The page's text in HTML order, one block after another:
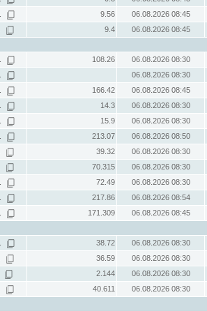
9.56
06.08.2026 08:45
9.4
06.08.2026 08:45
108.26
06.08.2026 08:30
06.08.2026 08:30
166.42
06.08.2026 08:45
14.3
06.08.2026 08:30
15.9
06.08.2026 08:30
213.07
06.08.2026 08:50
39.32
06.08.2026 08:30
70.315
06.08.2026 08:30
72.49
06.08.2026 08:30
217.86
06.08.2026 08:54
171.309
06.08.2026 08:45
38.72
06.08.2026 08:30
36.59
06.08.2026 08:30
2.144
06.08.2026 08:30
40.611
06.08.2026 08:30